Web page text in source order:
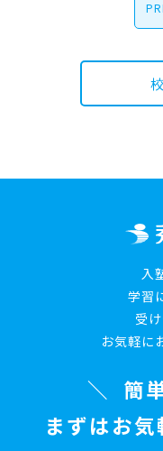
入
学習
受
お気軽に
簡
まずはお